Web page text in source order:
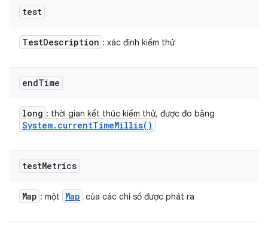
test
TestDescription : xác định kiểm thử
endTime
long : thời gian kết thúc kiểm thử, được đo bằng
System. currentTimeMillis( )
testMetrics
Map : một Map của các chỉ số được phát ra